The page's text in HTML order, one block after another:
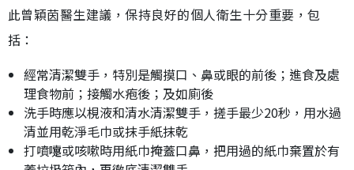
此曾穎茵醫生建議，保持良好的個人衛生十分重要，包
括：
經常清潔雙手，特別是觸摸口、鼻或眼的前後；進食及處
理食物前；接觸水疱後；及如廁後
洗手時應以梘液和清水清潔雙手，搓手最少20秒，用水過
清並用乾淨毛巾或抹手紙抹乾
打噴嚏或咳嗽時用紙巾掩蓋口鼻，把用過的紙巾棄置於有